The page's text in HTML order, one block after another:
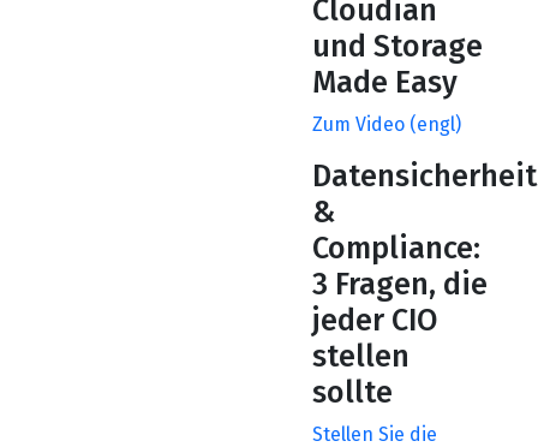
Cloudian
und Storage
Made Easy
Zum Video (engl)
Datensicherheit
&
Compliance:
3 Fragen, die
jeder CIO
stellen
sollte
Stellen Sie die